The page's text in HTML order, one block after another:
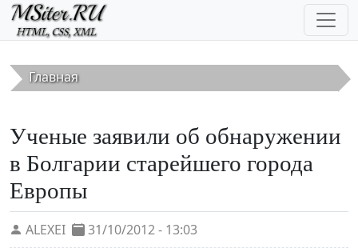
Перейти к основному содержанию
Главная
Ученые заявили об обнаружении
в Болгарии старейшего города
Европы
ALEXEI 31/10/2012 - 13:03